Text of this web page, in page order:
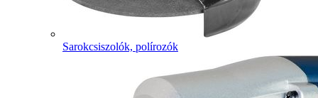
Sarokcsiszolók, polírozók